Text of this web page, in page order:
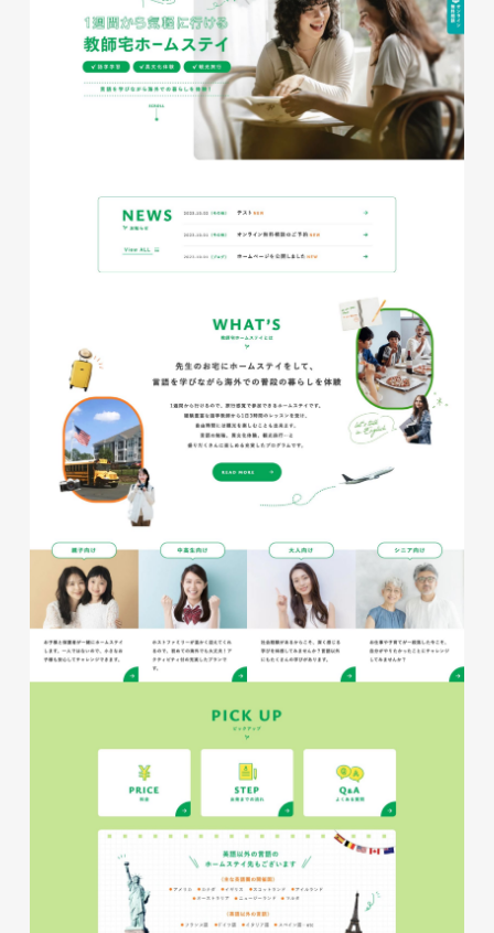
ECサイト
#アパレル・ファッション
#HTML/CSSコーディング
#レスポンシブWebデザイン
glitter8様 A4スタンドバナ
glitter8様 吹き出しPOP
#アパレル・ファッション
#吹き出しPOP
glitter8様 チラシ
#アパレル・ファッション
glitter8様 カタログ
印刷物
#カタログ